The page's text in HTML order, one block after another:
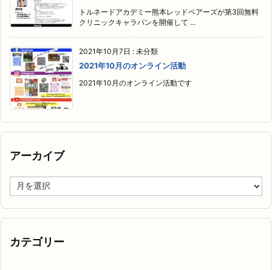
トルネードアカデミー熊本レッドベアーズが第3回無料
クリニックキャラバンを開催して ...
2021年10月7日 : 未分類
2021年10月のオンライン活動
2021年10月のオンライン活動です
アーカイブ
ー
イ
カテゴリー